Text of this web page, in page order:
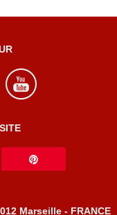
Marseille - FRANCE